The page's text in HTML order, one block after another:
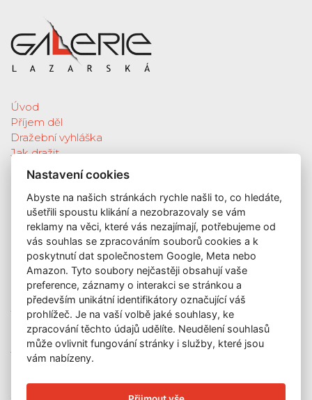
Úvod
Příjem děl
Dražební vyhláška
Jak dražit
Galerie
Katalog vydražených děl
O nás
GDPR
Kontakt
KONTAKT
GALERIE LAZARSKÁ
Lazarská 7
110 00 Praha 1
E-mail:
info@galerielazarska.cz
Telefon:
+420 222 523 739
Nastavení cookies
Abyste na našich stránkách rychle našli to, co hledáte,
ušetřili spoustu klikání a nezobrazovaly se vám
reklamy na věci, které vás nezajímají, potřebujeme od
vás souhlas se zpracováním souborů cookies a k
poskytnutí dat společnostem Google, Meta nebo
Amazon. Tyto soubory nejčastěji obsahují vaše
preference, záznamy o interakci se stránkou a
především unikátní identifikátory označující váš
prohlížeč. Je na vaší volbě jaké souhlasy, ke
zpracování těchto údajů udělíte. Neudělení souhlasů
může ovlivnit fungování stránky i služby, které jsou
vám nabízeny.